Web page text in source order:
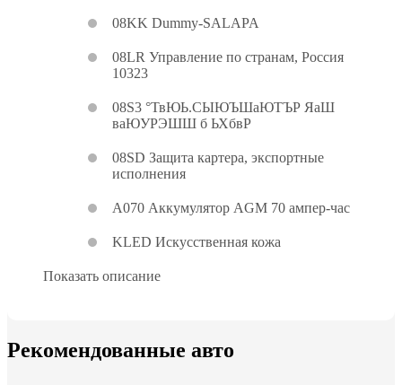
08KK Dummy-SALAPA
08LR Управление по странам, Россия
10323
08S3 °ТвЮЬ.СЫЮЪШаЮТЪР ЯаШ
ваЮУРЭШШ б ЬХбвР
08SD Защита картера, экспортные
исполнения
A070 Аккумулятор AGM 70 ампер-час
KLED Искусственная кожа
Показать описание
Рекомендованные авто